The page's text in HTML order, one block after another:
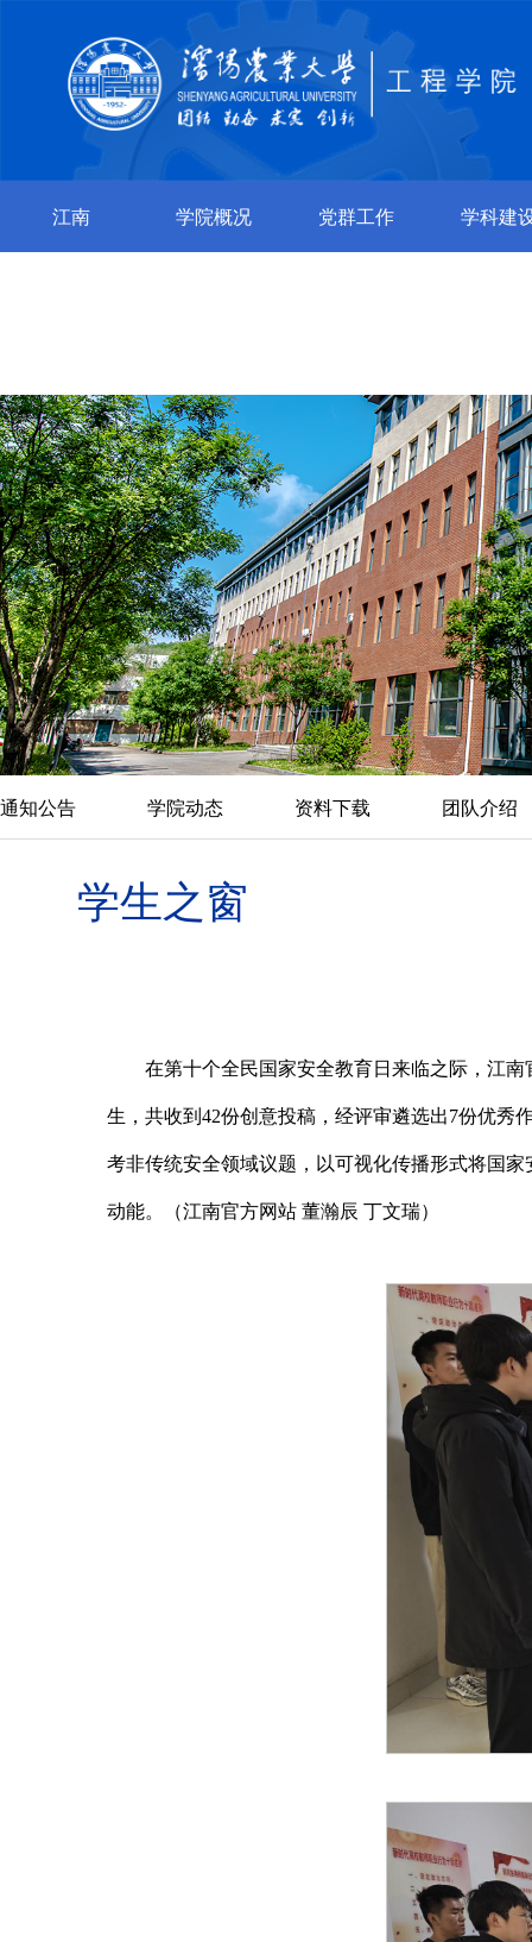
江南 学院概况 党群工作 学科建
通知公告 学院动态 资料下载 团队介绍
学生之窗
在第十个全民国家安全教育日来临之际，江
生，共收到42份创意投稿，经评审遴选出7份优秀
考非传统安全领域议题，以可视化传播形式将国
动能。（江南官方网站 董瀚辰 丁文瑞）